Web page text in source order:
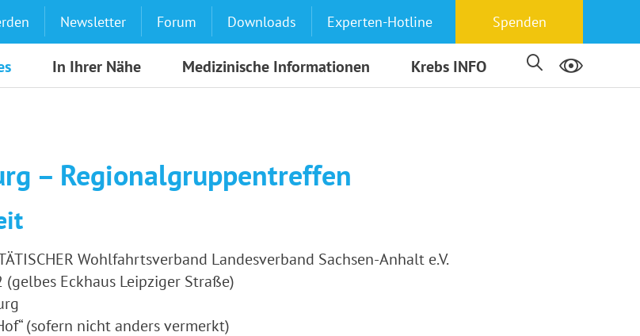
Newsletter Forum Downloads Experten-Hotline Spenden
In Ihrer Nähe Medizinische Informationen Krebs INFO
– Regionalgruppentreffen
Wohlfahrtsverband Landesverband Sachsen-Anhalt e.V.
Eckhaus Leipziger Straße)
(sofern nicht anders vermerkt)